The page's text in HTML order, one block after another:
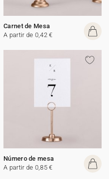
Carnet de Mesa
A partir de 0,42 €
Número de mesa
A partir de 0,85 €